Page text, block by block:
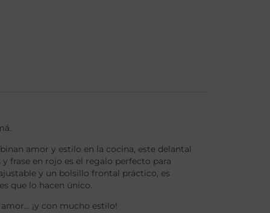
amor y estilo en la cocina, este delantal
frase en rojo es el regalo perfecto para
y un bolsillo frontal práctico, es
que lo hacen único.
¡y con mucho estilo!